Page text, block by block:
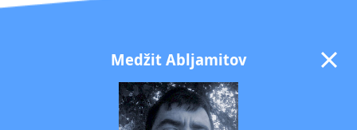
Medžit Abljamitov